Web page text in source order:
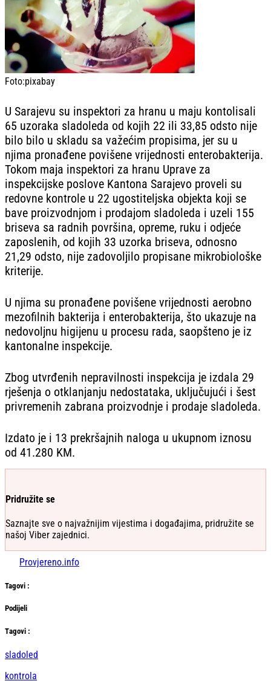
Foto:pixabay
U Sarajevu su inspektori za hranu u maju kontolisali
65 uzoraka sladoleda od kojih 22 ili 33,85 odsto nije
bilo bilo u skladu sa važećim propisima, jer su u
njima pronađene povišene vrijednosti enterobakterija.
Tokom maja inspektori za hranu Uprave za
inspekcijske poslove Kantona Sarajevo proveli su
redovne kontrole u 22 ugostiteljska objekta koji se
bave proizvodnjom i prodajom sladoleda i uzeli 155
briseva sa radnih površina, opreme, ruku i odjeće
zaposlenih, od kojih 33 uzorka briseva, odnosno
21,29 odsto, nije zadovoljilo propisane mikrobiološke
kriterije.
U njima su pronađene povišene vrijednosti aerobno
mezofilnih bakterija i enterobakterija, što ukazuje na
nedovoljnu higijenu u procesu rada, saopšteno je iz
kantonalne inspekcije.
Zbog utvrđenih nepravilnosti inspekcija je izdala 29
rješenja o otklanjanju nedostataka, uključujući i šest
privremenih zabrana proizvodnje i prodaje sladoleda.
Izdato je i 13 prekršajnih naloga u ukupnom iznosu
od 41.280 KM.
Pridružite se
Saznajte sve o najvažnijim vijestima i događajima, pridružite se
našoj Viber zajednici.
Provjereno.info
Tagovi :
Podijeli
Тagovi :
sladoled
kontrola